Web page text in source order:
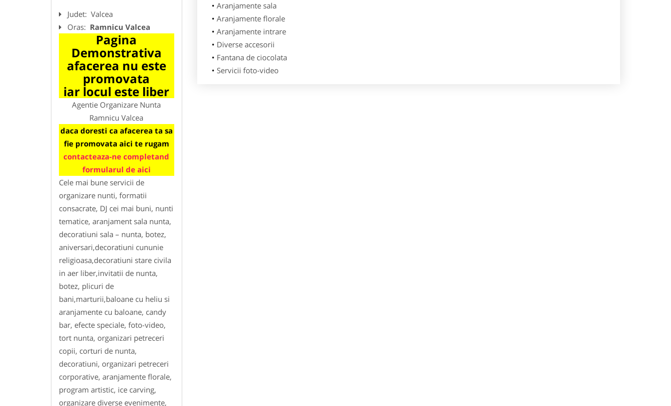
Judet: Valcea
Oras: Ramnicu Valcea
Pagina
Demonstrativa
afacerea nu este
promovata
iar locul este liber
Agentie Organizare Nunta
Ramnicu Valcea
daca doresti ca afacerea ta sa
fie promovata aici te rugam
contacteaza-ne completand
formularul de aici
Cele mai bune servicii de
organizare nunti, formatii
consacrate, DJ cei mai buni, nunti
tematice, aranjament sala nunta,
decoratiuni sala – nunta, botez,
aniversari,decoratiuni cununie
religioasa,decoratiuni stare civila
in aer liber,invitatii de nunta,
botez, plicuri de
bani,marturii,baloane cu heliu si
aranjamente cu baloane, candy
bar, efecte speciale, foto-video,
tort nunta, organizari petreceri
copii, corturi de nunta,
decoratiuni, organizari petreceri
corporative, aranjamente florale,
program artistic, ice carving,
organizare diverse evenimente,
Aranjamente sala
Aranjamente florale
Aranjamente intrare
Diverse accesorii
Fantana de ciocolata
Servicii foto-video